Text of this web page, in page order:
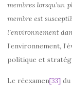
membres lorsqu’un
membre est
l’environnement
l’environnement,
politique et
Le réexamen[33]